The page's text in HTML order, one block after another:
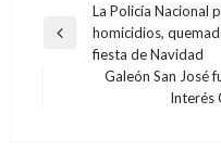
Navegación
de
entradas
Entrada
anterior
La Policía Nacional
homicidios,
fiesta de Navidad
Galeón San José
Interés
NOTICIA EXTRAORDINARIA